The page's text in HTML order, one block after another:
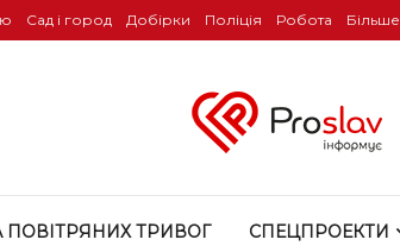
Сад і город Добірки Поліція Робота Більше
ПОВІТРЯНИХ ТРИВОГ СПЕЦПРОЕКТИ